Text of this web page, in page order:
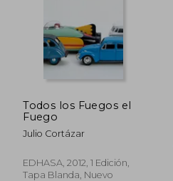
dcto. $ 53.900
Todos los Fuegos el
Fuego
Julio Cortázar
EDHASA, 2012, 1 Edición,
Tapa Blanda, Nuevo